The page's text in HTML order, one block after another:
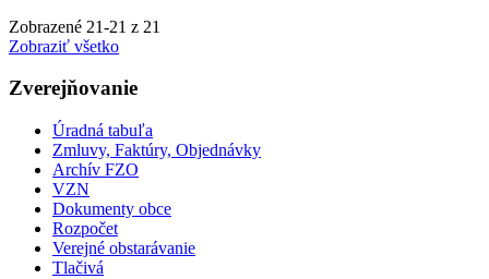
Zobrazené 21-21 z 21
Zobraziť všetko
Zverejňovanie
Úradná tabuľa
Zmluvy, Faktúry, Objednávky
Archív FZO
VZN
Dokumenty obce
Rozpočet
Verejné obstarávanie
Tlačivá